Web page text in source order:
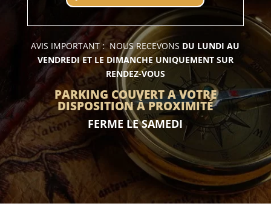
AVIS IMPORTANT : NOUS RECEVONS DU LUNDI AU
VENDREDI ET LE DIMANCHE UNIQUEMENT SUR
RENDEZ-VOUS
PARKING COUVERT A VOTRE
DISPOSITION À PROXIMITÉ
FERME LE SAMEDI